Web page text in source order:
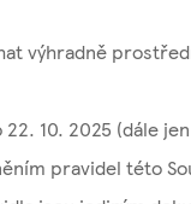
výhradně
10. 2025 (dále
pravidel této